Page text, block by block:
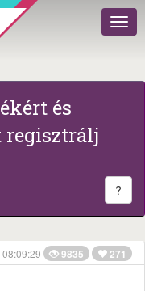
és
regisztrálj
?
9835 271